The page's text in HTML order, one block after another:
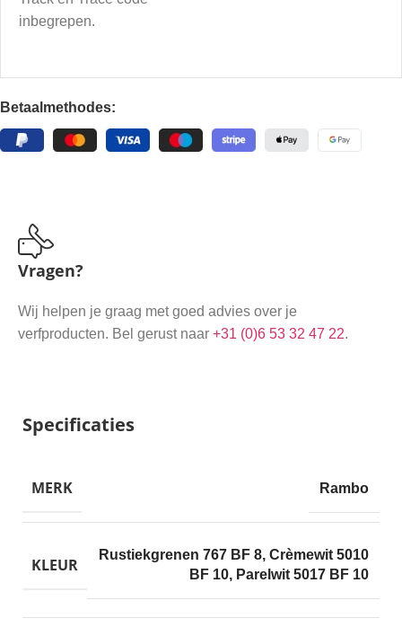
inbegrepen.
Betaalmethodes:
Vragen?
Wij helpen je graag met goed advies over je
verfproducten. Bel gerust naar +31 (0)6 53 32 47 22.
Specificaties
MERK Rambo
KLEUR Rustiekgrenen 767 BF 8, Crèmewit 5010
BF 10, Parelwit 5017 BF 10